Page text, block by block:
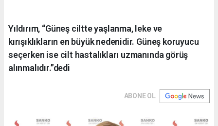
Yıldırım, “Güneş ciltte yaşlanma, leke ve
kırışıklıkların en büyük nedenidir. Güneş koruyucu
seçerken ise cilt hastalıkları uzmanında görüş
alınmalıdır.”dedi
ABONE OL